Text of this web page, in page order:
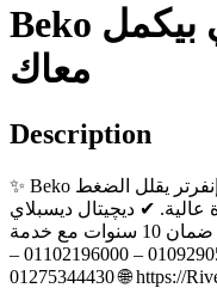
Beko التركي… الأداء اللي بيكمل
معاك
Description
✨ Beko التركي… الأداء اللي بيكمل معاك ✔ إنفرتر يقلل الضغط
عالية. ✔ ديچيتال ديسبلاي
سهلة. ✔ محرك قوي وصامت. ✔ ضمان 10 سنوات مع خدمة
ممتازة. 📞 01102193000 – 01092905111 – 01102196000 –
01275344430 🌐 https://RiverCool.co/Post.php?ID=2571 سعر